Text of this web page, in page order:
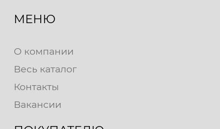
МЕНЮ
О компании
Весь каталог
Контакты
Вакансии